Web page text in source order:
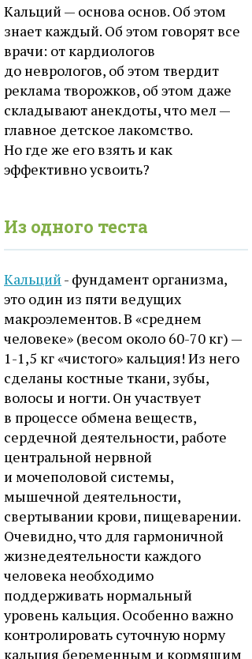
Кальций — основа основ. Об этом
знает каждый. Об этом говорят все
врачи: от кардиологов
до неврологов, об этом твердит
реклама творожков, об этом даже
складывают анекдоты, что мел —
главное детское лакомство.
Но где же его взять и как
эффективно усвоить?
Из одного теста
Кальций - фундамент организма,
это один из пяти ведущих
макроэлементов. В «среднем
человеке» (весом около 60-70 кг) —
1-1,5 кг «чистого» кальция! Из него
сделаны костные ткани, зубы,
волосы и ногти. Он участвует
в процессе обмена веществ,
сердечной деятельности, работе
центральной нервной
и мочеполовой системы,
мышечной деятельности,
свертывании крови, пищеварении.
Очевидно, что для гармоничной
жизнедеятельности каждого
человека необходимо
поддерживать нормальный
уровень кальция. Особенно важно
контролировать суточную норму
кальция беременным и кормящим